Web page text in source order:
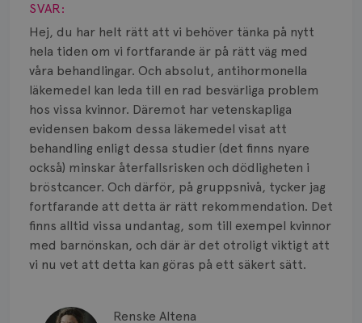
SVAR:
Hej, du har helt rätt att vi behöver tänka på nytt
hela tiden om vi fortfarande är på rätt väg med
våra behandlingar. Och absolut, antihormonella
läkemedel kan leda till en rad besvärliga problem
hos vissa kvinnor. Däremot har vetenskapliga
evidensen bakom dessa läkemedel visat att
behandling enligt dessa studier (det finns nyare
också) minskar återfallsrisken och dödligheten i
bröstcancer. Och därför, på gruppsnivå, tycker jag
fortfarande att detta är rätt rekommendation. Det
finns alltid vissa undantag, som till exempel kvinnor
med barnönskan, och där är det otroligt viktigt att
vi nu vet att detta kan göras på ett säkert sätt.
Renske Altena